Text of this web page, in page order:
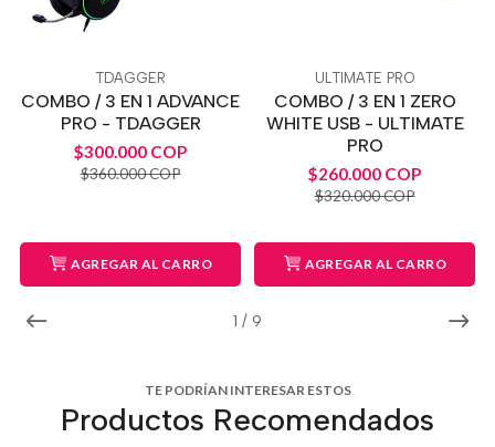
1 / 9
TDAGGER
COMBO / 3 EN 1 ADVANCE
PRO - TDAGGER
$300.000 COP
$360.000 COP
AGREGAR AL CARRO
ULTIMATE PRO
COMBO / 3 EN 1 ZERO
WHITE USB - ULTIMATE
PRO
$260.000 COP
$320.000 COP
AGREGAR AL CARRO
TE PODRÍAN INTERESAR ESTOS
Productos Recomendados